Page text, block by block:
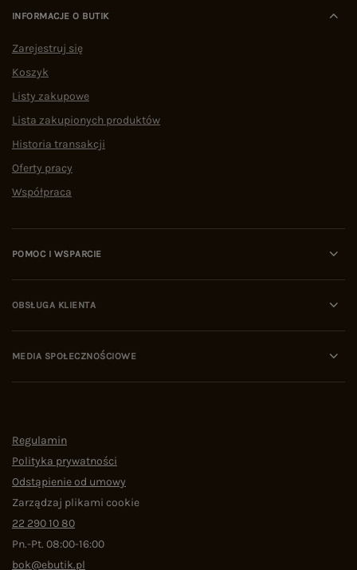
INFORMACJE O BUTIK
Zarejestruj się
Koszyk
Listy zakupowe
Lista zakupionych produktów
Historia transakcji
Oferty pracy
Współpraca
POMOC I WSPARCIE
OBSŁUGA KLIENTA
MEDIA SPOŁECZNOŚCIOWE
Regulamin
Polityka prywatności
Odstąpienie od umowy
Zarządzaj plikami cookie
22 290 10 80
Pn.-Pt. 08:00-16:00
bok@ebutik.pl